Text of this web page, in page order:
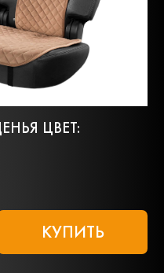
ЦВЕТ:
КУПИТЬ